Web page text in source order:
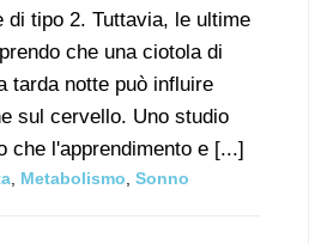
di tipo 2. Tuttavia, le ultime
che una ciotola di
tarda notte può influire
sul cervello. Uno studio
che l'apprendimento e [...]
Metabolismo Sonno